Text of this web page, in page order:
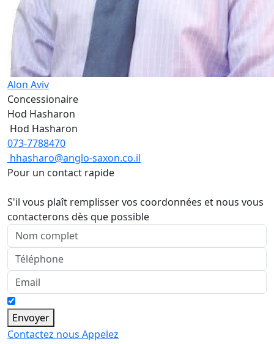
Alon Aviv
Concessionaire
Hod Hasharon
Hod Hasharon
073-7788470
hhasharo@anglo-saxon.co.il
Pour un contact rapide
S'il vous plaît remplisser vos coordonnées et nous vous
contacterons dès que possible
Envoyer
Contactez nous Appelez